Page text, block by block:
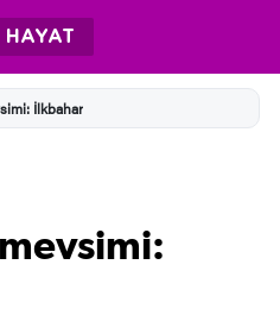
HAYAT
İlkbahar